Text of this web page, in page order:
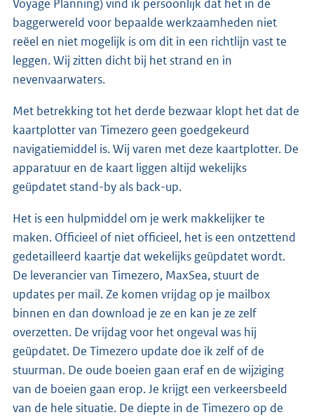
Voyage Planning) vind ik persoonlijk dat het in de
baggerwereld voor bepaalde werkzaamheden niet
reëel en niet mogelijk is om dit in een richtlijn vast te
leggen. Wij zitten dicht bij het strand en in
nevenvaarwaters.
Met betrekking tot het derde bezwaar klopt het dat de
kaartplotter van Timezero geen goedgekeurd
navigatiemiddel is. Wij varen met deze kaartplotter. De
apparatuur en de kaart liggen altijd wekelijks
geüpdatet stand-by als back-up.
Het is een hulpmiddel om je werk makkelijker te
maken. Officieel of niet officieel, het is een ontzettend
gedetailleerd kaartje dat wekelijks geüpdatet wordt.
De leverancier van Timezero, MaxSea, stuurt de
updates per mail. Ze komen vrijdag op je mailbox
binnen en dan download je ze en kan je ze zelf
overzetten. De vrijdag voor het ongeval was hij
geüpdatet. De Timezero update doe ik zelf of de
stuurman. De oude boeien gaan eraf en de wijziging
van de boeien gaan erop. Je krijgt een verkeersbeeld
van de hele situatie. De diepte in de Timezero op de